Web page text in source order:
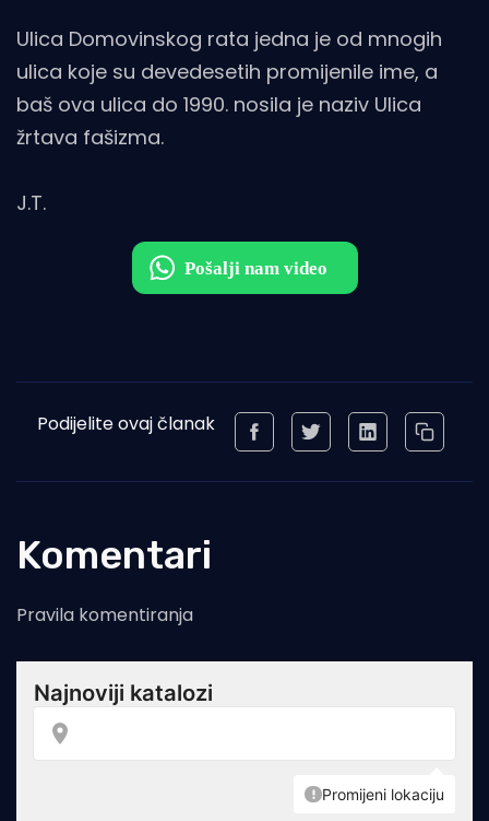
Ulica Domovinskog rata jedna je od mnogih
ulica koje su devedesetih promijenile ime, a
baš ova ulica do 1990. nosila je naziv Ulica
žrtava fašizma.
J.T.
Podijelite ovaj članak
Komentari
Pravila komentiranja